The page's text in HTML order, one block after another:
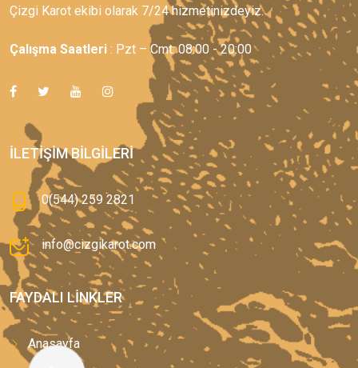
Çizgi Karot ekibi olarak 7/24 hizmetinizdeyiz.
Çalışma Saatleri : Pzt – Cmt: 08:00 - 20:00
İLETIŞIM BILGILERI
0(544) 259 2821
info@cizgikarot.com
FAYDALI LINKLER
Anasayfa